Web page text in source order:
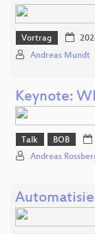
Vortrag
Andreas Mundt
Keynote:
Talk BOB
Andreas